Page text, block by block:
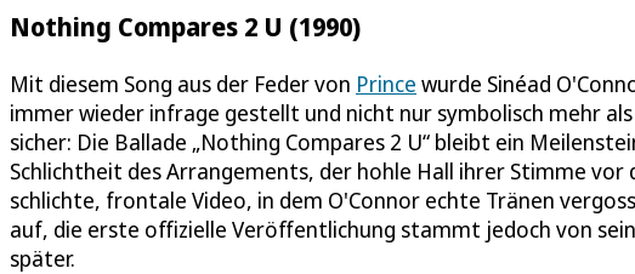
Nothing Compares 2 U (1990)
Mit diesem Song aus der Feder von Prince wurde Sinéad
immer wieder infrage gestellt und nicht nur symbolisch mehr
sicher: Die Ballade „Nothing Compares 2 U“ bleibt ein
Schlichtheit des Arrangements, der hohle Hall ihrer Stimme vor
schlichte, frontale Video, in dem O'Connor echte Tränen
auf, die erste offizielle Veröffentlichung stammt jedoch von
später.